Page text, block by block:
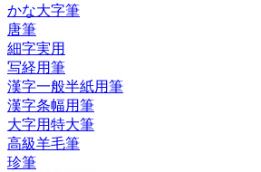
かな大字筆
唐筆
細字実用
写経用筆
漢字一般半紙用筆
漢字条幅用筆
大字用特大筆
高級羊毛筆
珍筆